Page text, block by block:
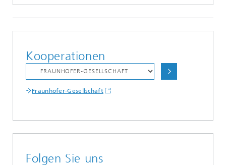
Kooperationen
Fraunhofer-Gesellschaft
Folgen Sie uns